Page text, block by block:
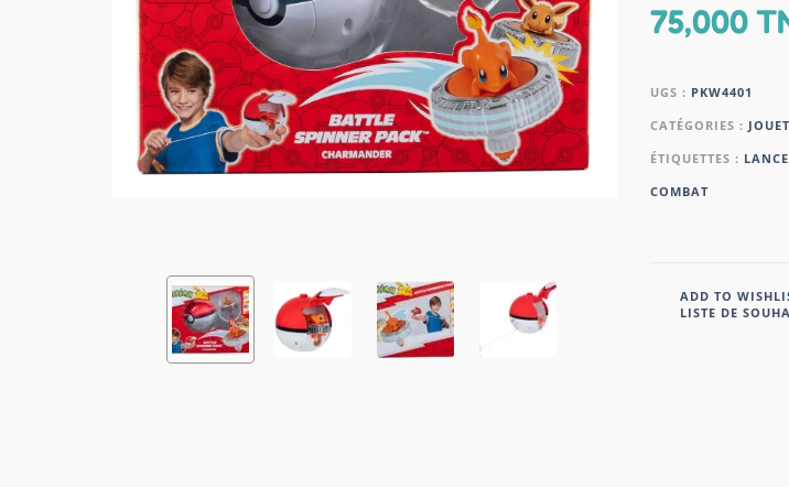
75,000
UGS : PKW4401
CATÉGORIES :
ÉTIQUETTES :
COMBAT
ADD TO
LISTE DE